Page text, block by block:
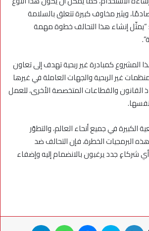
ويثير مخاوف كبيرة تتعلق بالسلامة
إنشاء هذا التحالف خطوة مهمة
المشروع كمبادرة غير ربحية تهدف إلى تعاون
غير الربحية والجهات العاملة في غيرها
القانون والقطاعات المتخصصة الأخرى، للعمل
الكبيرة في جميع أنحاء العالم، والتطوّر
البرمجيات الخطرة، فإن التحالف ضد
شركاءٍ جدد يرغبون بالانضمام إليه وإضفاء
لينكدإن سكايب ماسنجر واتساب